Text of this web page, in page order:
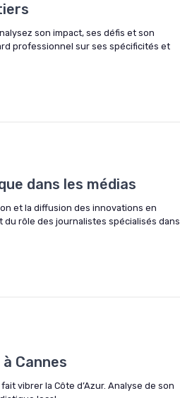
son impact, ses défis et son
professionnel sur ses spécificités et
dans les médias
et la diffusion des innovations en
rôle des journalistes spécialisés dans
Cannes
vibrer la Côte d’Azur. Analyse de son